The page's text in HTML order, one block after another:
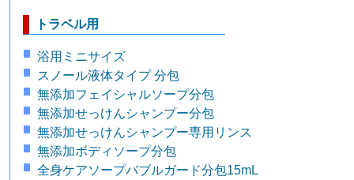
トラベル用
浴用ミニサイズ
スノール液体タイプ 分包
無添加フェイシャルソープ分包
無添加せっけんシャンプー分包
無添加せっけんシャンプー専用リンス
無添加ボディソープ分包
全身ケアソープバブルガード分包15mL